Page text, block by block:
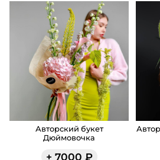
Авторский букет
Дюймовочка
+ 7000 ₽